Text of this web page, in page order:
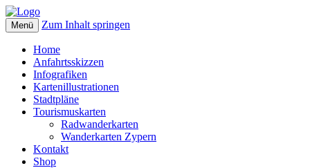
kartographos.
Ihr Weg zur individuellen Landkarte.
Menü Zum Inhalt springen
Home
Anfahrtsskizzen
Infografiken
Kartenillustrationen
Stadtpläne
Tourismuskarten
Radwanderkarten
Wanderkarten Zypern
Kontakt
Shop